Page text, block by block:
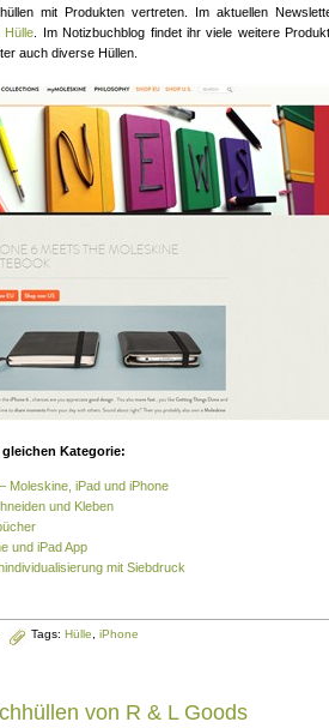
mit Produkten vertreten. Im aktuellen
Hülle . Im Notizbuchblog findet ihr viele weitere
auch diverse Hüllen.
Kategorie:
Moleskine, iPad und iPhone
und Kleben
und iPad App
mit Siebdruck
Tags: Hülle iPhone
von R & L Goods